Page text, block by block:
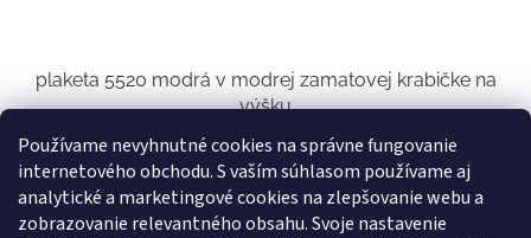
Používame nevyhnutné cookies na správne fungovanie
internetového obchodu. S vaším súhlasom používame aj
analytické a marketingové cookies na zlepšovanie webu a
zobrazovanie relevantného obsahu. Svoje nastavenie
plaketa 5520 modrá v modrej zamatovej krabičke na
výšku
Skladom u nás
€23,58 bez DPH
€29 Do košíka